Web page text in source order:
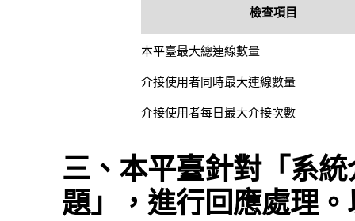
檢查項目
本平臺最大總連線數量
介接使用者同時最大連線數量
介接使用者每日最大介接次數
三、本平臺針對「系
題」，進行回應處理